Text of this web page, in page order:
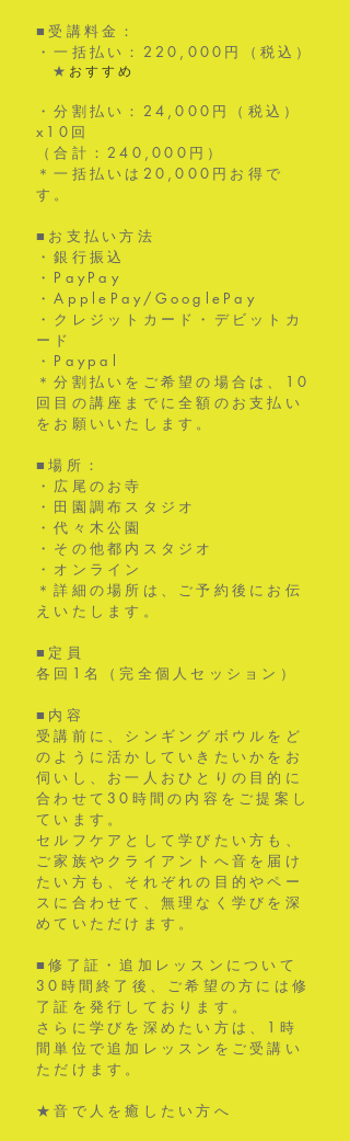
■受講料金：
・一括払い：220,000円（税込）
★ ​​おすすめ
・分割払い：24,000円（税込）
x10回
（合計：240,000円）
​＊一括払いは20,000円お得で
す。
■お支払い方法
・銀行振込
・PayPay
・ApplePay/GooglePay
・クレジットカード・デビットカ
ード
・Paypal
＊分割払いをご希望の場合は、10
回目の講座までに全額のお支払い
をお願いいたします。
■場所：
・広尾のお寺
・田園調布スタジオ
・代々木公園
・その他都内スタジオ
・オンライン
​＊詳細の場所は、ご予約後にお伝
えいたします。
■定員
各回1名（完全個人セッション）
■ 内容
受講前に、シンギングボウルをど
のように活かしていきたいかをお
伺いし、お一人おひとりの目的に
合わせて30時間の内容をご提案し
ています。
セルフケアとして学びたい方も、
ご家族やクライアントへ音を届け
たい方も、それぞれの目的やペー
スに合わせて、無理なく学びを深
めていただけます。
■修了証・追加レッスンについて
30時間終了後、ご希望の方には修
了証を発行しております。
さらに学びを深めたい方は、1時
間単位で追加レッスンをご受講い
ただけます。
★音で人を癒したい方へ